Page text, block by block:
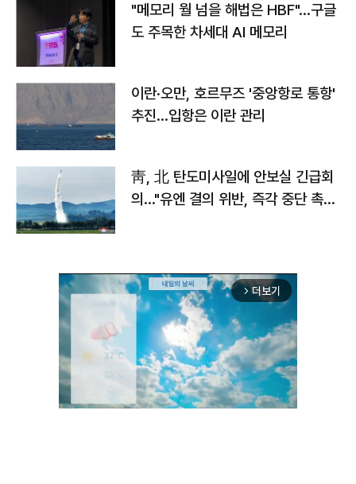
"메모리 월 넘을 해법은 HBF"…구글
도 주목한 차세대 AI 메모리
이란·오만, 호르무즈 '중앙항로 통항'
추진…입항은 이란 관리
靑, 北 탄도미사일에 안보실 긴급회
의…"유엔 결의 위반, 즉각 중단 촉
arrow_forward_ios 더보기